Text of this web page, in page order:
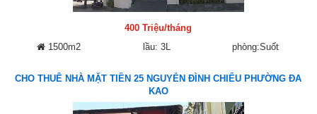
400 Triệu/tháng
1500m2
lầu: 3L phòng:Suốt
CHO THUÊ NHÀ MẶT TIỀN 25 NGUYỄN ĐÌNH CHIỂU PHƯỜNG ĐA
KAO